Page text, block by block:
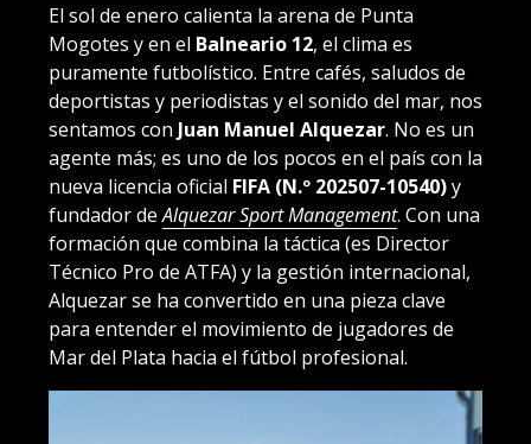
El sol de enero calienta la arena de Punta
Mogotes y en el Balneario 12, el clima es
puramente futbolístico. Entre cafés, saludos de
deportistas y periodistas y el sonido del mar, nos
sentamos con Juan Manuel Alquezar. No es un
agente más; es uno de los pocos en el país con la
nueva licencia oficial FIFA (N.º 202507-10540)y
fundador deAlquezar Sport Management. Con una
formación que combina la táctica (es Director
Técnico Pro de ATFA) y la gestión internacional,
Alquezar se ha convertido en una pieza clave
para entender el movimiento de jugadores de
Mar del Plata hacia el fútbol profesional.